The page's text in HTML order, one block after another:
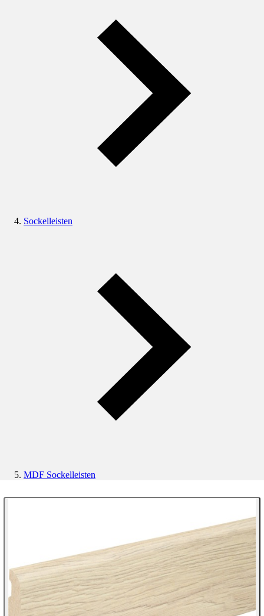
Sockelleisten
MDF Sockelleisten